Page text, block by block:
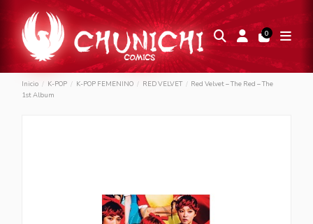
0
Inicio K-POP K-POP FEMENINO RED VELVET
Red Velvet – The Red – The
1st Album